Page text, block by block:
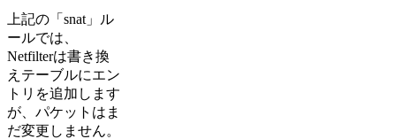
上記の「snat」ル
ールでは、
Netfilterは書き換
えテーブルにエン
トリを追加します
が、パケットはま
だ変更しません。